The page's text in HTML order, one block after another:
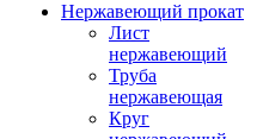
Нержавеющий прокат
Лист
нержавеющий
Труба
нержавеющая
Круг